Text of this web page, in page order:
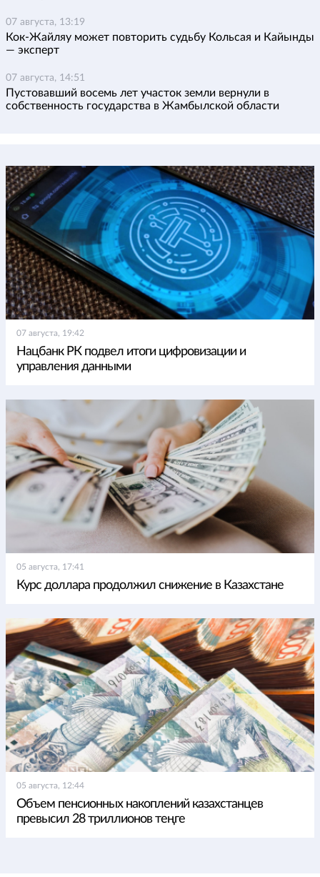
07 августа, 13:19
Кок-Жайляу может повторить судьбу Кольсая и Кайынды
— эксперт
07 августа, 14:51
Пустовавший восемь лет участок земли вернули в
собственность государства в Жамбылской области
07 августа, 19:42
Нацбанк РК подвел итоги цифровизации и
управления данными
05 августа, 17:41
Курс доллара продолжил снижение в Казахстане
05 августа, 12:44
Объем пенсионных накоплений казахстанцев
превысил 28 триллионов теңге